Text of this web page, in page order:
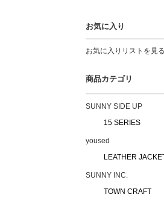
お気に入り
お気に入りリストを見る
商品カテゴリ
SUNNY SIDE UP
15 SERIES
yoused
LEATHER
SUNNY INC.
TOWN CRAFT